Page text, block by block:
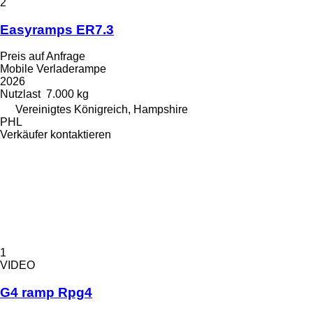
Easyramps ER7.3
Preis auf Anfrage
Mobile Verladerampe
2026
Nutzlast 7.000 kg
Vereinigtes Königreich, Hampshire
PHL
Verkäufer kontaktieren
1
VIDEO
G4 ramp Rpg4